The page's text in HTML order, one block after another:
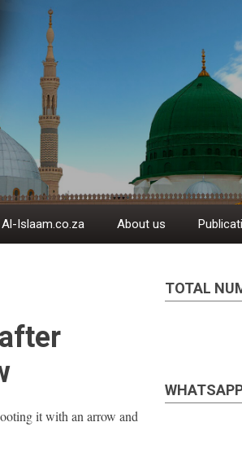
Al-Islaam.co.za About us
it with an arrow and
TOTAL